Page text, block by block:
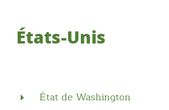
États-Unis
État de Washington